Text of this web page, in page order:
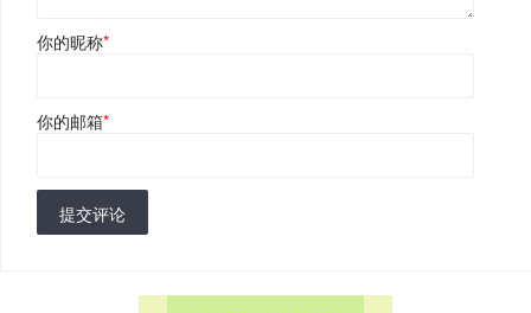
你的昵称*
你的邮箱*
提交评论